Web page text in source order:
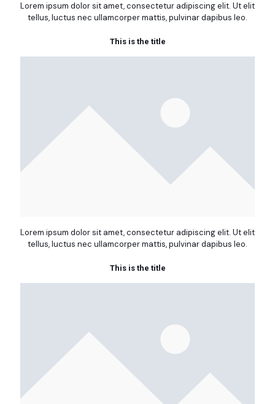
Lorem ipsum dolor sit amet, consectetur adipiscing elit. Ut elit
tellus, luctus nec ullamcorper mattis, pulvinar dapibus leo.
This is the title
Lorem ipsum dolor sit amet, consectetur adipiscing elit. Ut elit
tellus, luctus nec ullamcorper mattis, pulvinar dapibus leo.
This is the title